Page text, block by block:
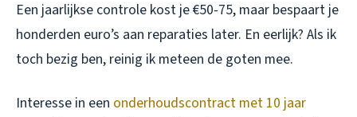
Een jaarlijkse controle kost je €50-75, maar bespaart je
honderden euro’s aan reparaties later. En eerlijk? Als ik
toch bezig ben, reinig ik meteen de goten mee.
Interesse in een onderhoudscontract met 10 jaar